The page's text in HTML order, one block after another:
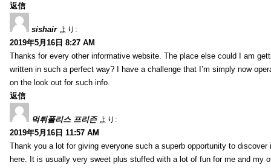
返信
sishair より:
2019年5月16日 8:27 AM
Thanks for every other informative website. The place else could I am
written in such a perfect way? I have a challenge that I’m simply now
on the look out for such info.
返信
먹튀폴리스 프리즌 より:
2019年5月16日 11:57 AM
Thank you a lot for giving everyone such a superb opportunity to discover
here. It is usually very sweet plus stuffed with a lot of fun for me and my